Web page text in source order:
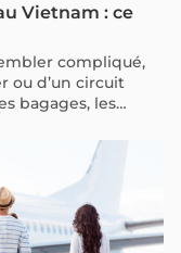
Vietnam : ce
compliqué,
ou d’un circuit
bagages, les
et les
beaucoup de
plus
à connaître
un focus